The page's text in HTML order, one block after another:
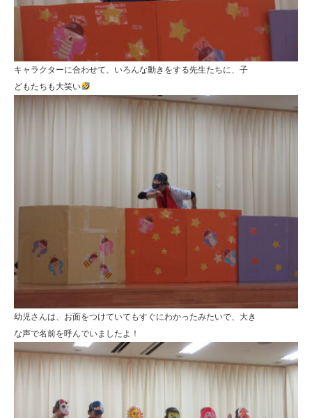
キャラクターに合わせて、いろんな動きをする先生たちに、子
どもたちも大笑い
幼児さんは、お面をつけていてもすぐにわかったみたいで、大き
な声で名前を呼んでいましたよ！